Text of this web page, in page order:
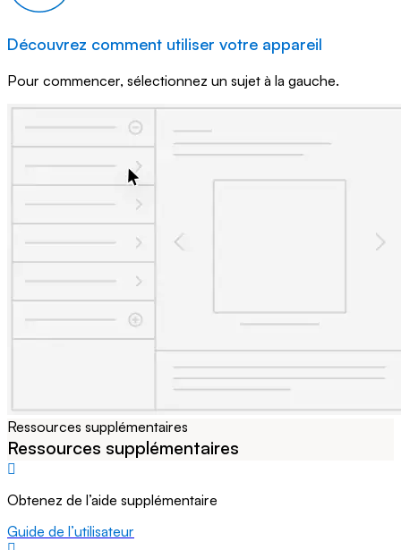
Découvrez comment utiliser votre appareil
Pour commencer, sélectionnez un sujet à la gauche.
Ressources supplémentaires
Ressources supplémentaires
Obtenez de l’aide supplémentaire
Guide de l’utilisateur